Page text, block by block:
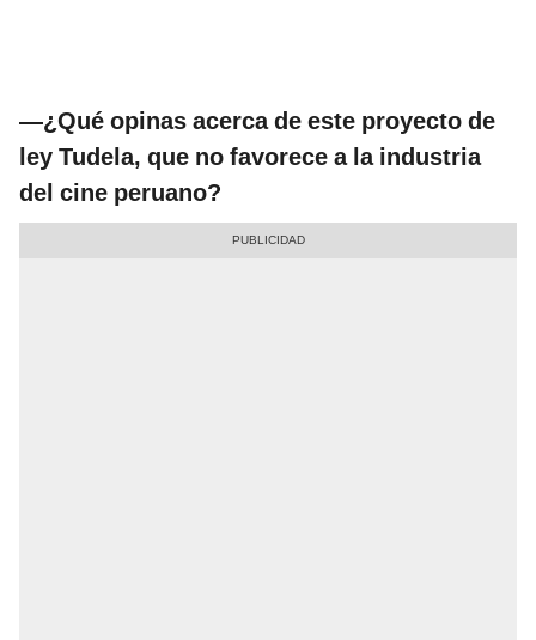
—¿Qué opinas acerca de este proyecto de
ley Tudela, que no favorece a la industria
del cine peruano?